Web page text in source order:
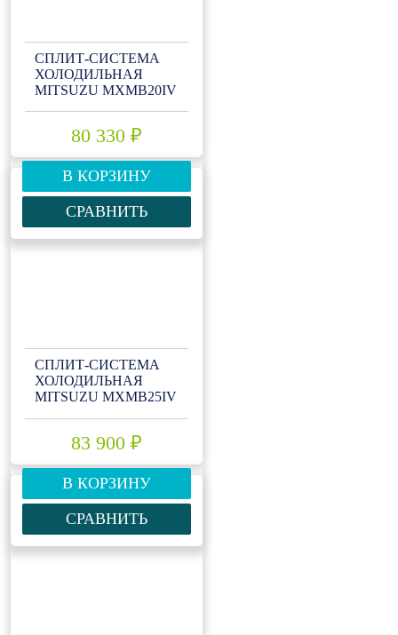
СПЛИТ-СИСТЕМА
ХОЛОДИЛЬНАЯ
MITSUZU MXMB20IV
80 330 ₽
В КОРЗИНУ
СРАВНИТЬ
СПЛИТ-СИСТЕМА
ХОЛОДИЛЬНАЯ
MITSUZU MXMB25IV
83 900 ₽
В КОРЗИНУ
СРАВНИТЬ